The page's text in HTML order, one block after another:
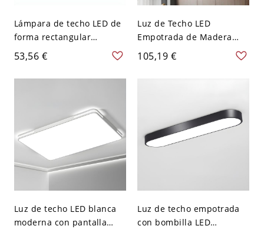
Lámpara de techo LED de
forma rectangular
moderna de aluminio con
1 luz para oficina - 110 A
120 V Blanco 59,69 cm
53,56 €
Luz de Techo LED
Empotrada de Madera
Maciza Escandinava, Fina
de Perfil Bajo - 110 A 120
105,19 €
Luz de techo LED blanca
moderna con pantalla
Luz de techo empotrada
con bombilla LED